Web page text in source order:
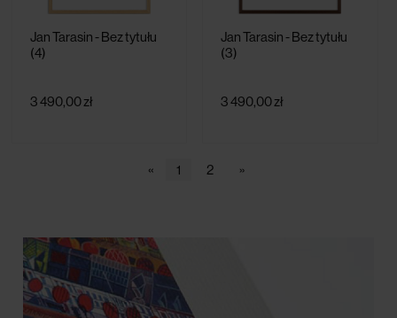
Jan Tarasin - Bez tytułu
(4)
3 490,00 zł
Jan Tarasin - Bez tytułu
(3)
3 490,00 zł
« 1 2 »